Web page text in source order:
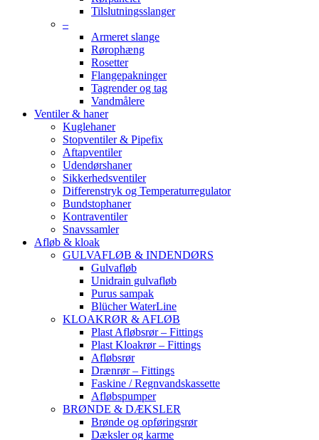
Tilslutningsslanger
–
Armeret slange
Rørophæng
Rosetter
Flangepakninger
Tagrender og tag
Vandmålere
Ventiler & haner
Kuglehaner
Stopventiler & Pipefix
Aftapventiler
Udendørshaner
Sikkerhedsventiler
Differenstryk og Temperaturregulator
Bundstophaner
Kontraventiler
Snavssamler
Afløb & kloak
GULVAFLØB & INDENDØRS
Gulvafløb
Unidrain gulvafløb
Purus sampak
Blücher WaterLine
KLOAKRØR & AFLØB
Plast Afløbsrør – Fittings
Plast Kloakrør – Fittings
Afløbsrør
Drænrør – Fittings
Faskine / Regnvandskassette
Afløbspumper
BRØNDE & DÆKSLER
Brønde og opføringsrør
Dæksler og karme